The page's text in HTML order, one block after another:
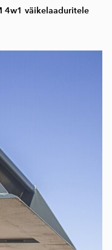
4w1 väikelaaduritele